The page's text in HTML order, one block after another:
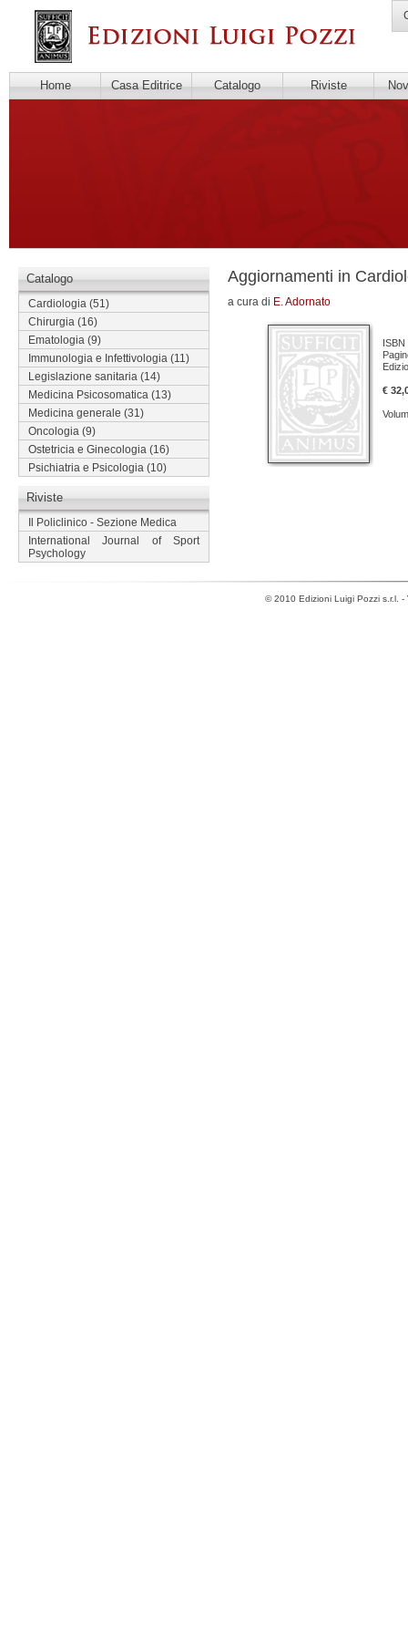
Home Casa Editrice Catalogo Riviste
Catalogo
Cardiologia (51)
Chirurgia (16)
Ematologia (9)
Immunologia e Infettivologia (11)
Legislazione sanitaria (14)
Medicina Psicosomatica (13)
Medicina generale (31)
Oncologia (9)
Ostetricia e Ginecologia (16)
Psichiatria e Psicologia (10)
Riviste
Il Policlinico - Sezione Medica
International Journal of Sport
Psychology
Aggiornamenti in
a cura di E. Adornato
€
© 2010 Edizioni Luigi Pozzi s.r.l.